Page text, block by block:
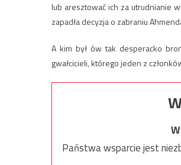
lub aresztować ich za utrudnianie
zapadła decyzja o zabraniu
A kim był ów tak desperacko
gwałcicieli, którego jeden z
Państwa wsparcie jest